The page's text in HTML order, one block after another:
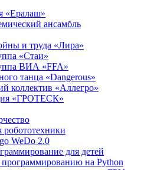
«Ералаш»
ансамбль
и труда «Лира»
«Стаи»
ВИА «FFA»
танца «Dangerous»
коллектив «Аллегро»
«ГРОТЕСК»
робототехники
WeDo 2.0
для детей
на Python